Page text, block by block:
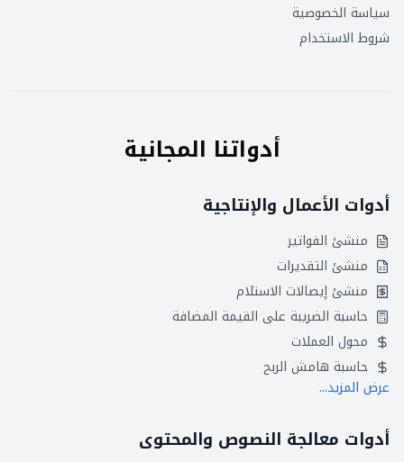
سياسة الخصوصية
شروط الاستخدام
أدواتنا المجانية
أدوات الأعمال والإنتاجية
منشئ الفواتير
منشئ التقديرات
منشئ إيصالات الاستلام
حاسبة الضريبة على القيمة المضافة
محول العملات
حاسبة هامش الربح
عرض المزيد...
أدوات معالجة النصوص والمحتوى